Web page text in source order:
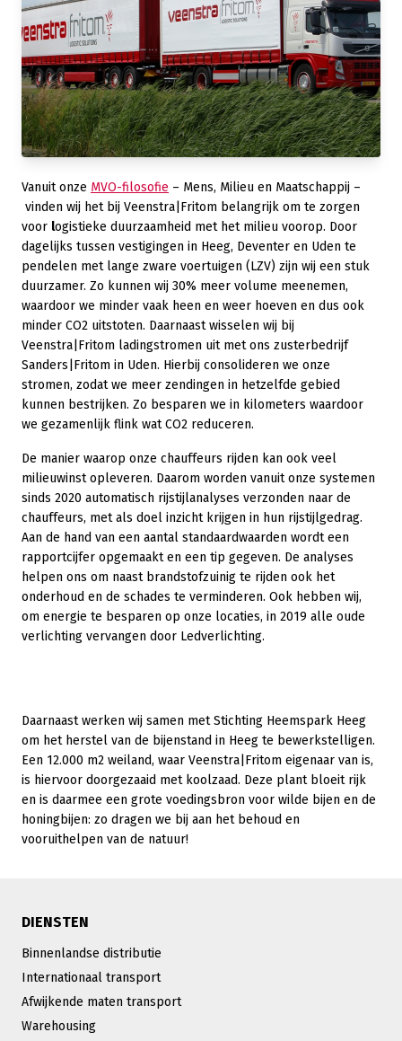
Vanuit onze MVO-filosofie – Mens, Milieu en Maatschappij –
vinden wij het bij Veenstra|Fritom belangrijk om te zorgen
voor logistieke duurzaamheid met het milieu voorop. Door
dagelijks tussen vestigingen in Heeg, Deventer en Uden te
pendelen met lange zware voertuigen (LZV) zijn wij een stuk
duurzamer. Zo kunnen wij 30% meer volume meenemen,
waardoor we minder vaak heen en weer hoeven en dus ook
minder CO2 uitstoten. Daarnaast wisselen wij bij
Veenstra|Fritom ladingstromen uit met ons zusterbedrijf
Sanders|Fritom in Uden. Hierbij consolideren we onze
stromen, zodat we meer zendingen in hetzelfde gebied
kunnen bestrijken. Zo besparen we in kilometers waardoor
we gezamenlijk flink wat CO2 reduceren.
De manier waarop onze chauffeurs rijden kan ook veel
milieuwinst opleveren. Daarom worden vanuit onze systemen
sinds 2020 automatisch rijstijlanalyses verzonden naar de
chauffeurs, met als doel inzicht krijgen in hun rijstijlgedrag.
Aan de hand van een aantal standaardwaarden wordt een
rapportcijfer opgemaakt en een tip gegeven. De analyses
helpen ons om naast brandstofzuinig te rijden ook het
onderhoud en de schades te verminderen. Ook hebben wij,
om energie te besparen op onze locaties, in 2019 alle oude
verlichting vervangen door Ledverlichting.
Daarnaast werken wij samen met Stichting Heemspark Heeg
om het herstel van de bijenstand in Heeg te bewerkstelligen.
Een 12.000 m2 weiland, waar Veenstra|Fritom eigenaar van is,
is hiervoor doorgezaaid met koolzaad. Deze plant bloeit rijk
en is daarmee een grote voedingsbron voor wilde bijen en de
honingbijen: zo dragen we bij aan het behoud en
vooruithelpen van de natuur!
DIENSTEN
Binnenlandse distributie
Internationaal transport
Afwijkende maten transport
Warehousing